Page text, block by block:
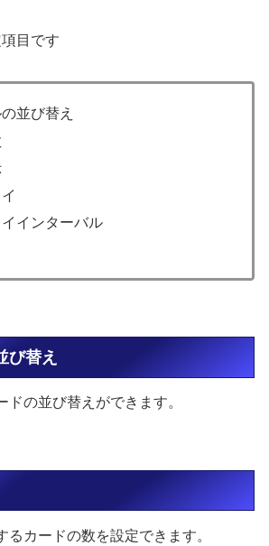
目です
並び替え
インターバル
び替え
ドの並び替えができます。
るカードの数を設定できます。